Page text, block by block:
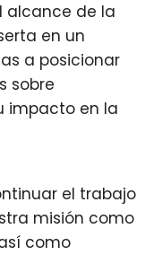
alcance de la
en un
a posicionar
sobre
impacto en la
el trabajo
misión como
como